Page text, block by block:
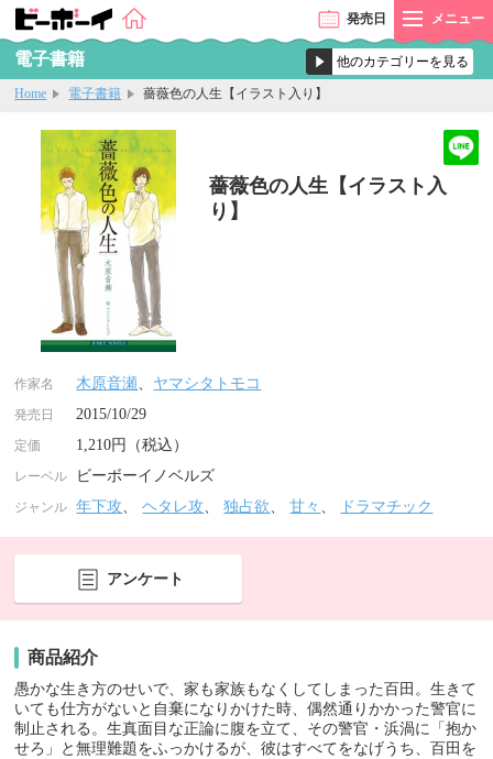
発売日 メニュー
電子書籍
Home 電子書籍 薔薇色の人生【イラスト入り】
薔薇色の人生【イラスト入
り】
作家名 木原音瀬、 ヤマシタトモコ
発売日 2015/10/29
定価 1,210円（税込）
レーベル ビーボーイノベルズ
ジャンル 年下攻、ヘタレ攻、独占欲、甘々 、 ドラマチック
アンケート
商品紹介
愚かな生き方のせいで、家も家族もなくしてしまった百田。生きて
いても仕方がないと自棄になりかけた時、偶然通りかかった警官に
制止される。生真面目な正論に腹を立て、その警官・浜渦に「抱か
せろ」と無理難題をふっかけるが、彼はすべてをなげうち、百田を